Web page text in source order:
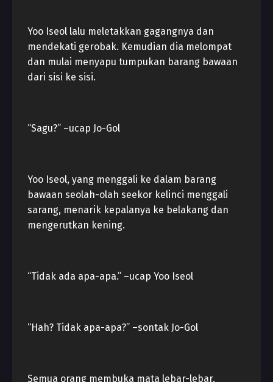
Yoo Iseol lalu meletakkan gagangnya dan
mendekati gerobak. Kemudian dia melompat
dan mulai menyapu tumpukan barang bawaan
dari sisi ke sisi.
“Sagu?” –ucap Jo-Gol
Yoo Iseol, yang menggali ke dalam barang
bawaan seolah-olah seekor kelinci menggali
sarang, menarik kepalanya ke belakang dan
mengerutkan kening.
“Tidak ada apa-apa.” –ucap Yoo Iseol
“Hah? Tidak apa-apa?” –sontak Jo-Gol
Semua orang membuka mata lebar-lebar.